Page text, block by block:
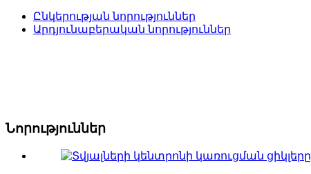
Ընկերության նորություններ
Արդյունաբերական նորություններ
Նորություններ